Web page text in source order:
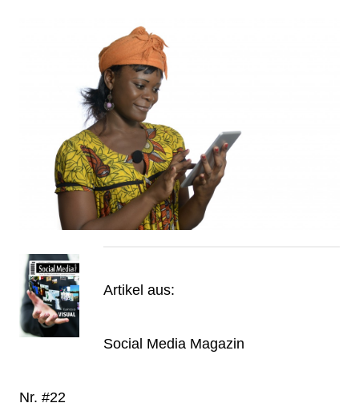
Artikel aus:
Social Media Magazin
Nr. #22